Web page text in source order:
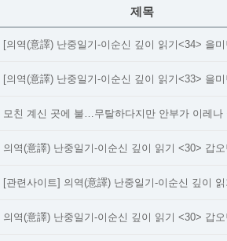
제목
[의역(意譯) 난중일기-이순신 깊이 읽기<34> 을
[의역(意譯) 난중일기-이순신 깊이 읽기<33> 을
모친 계신 곳에 불…무탈하다지만 안부가 이레나
의역(意譯) 난중일기-이순신 깊이 읽기 <30> 갑
의역(意譯) 난중일기-이순신 깊이 읽기 <30> 갑